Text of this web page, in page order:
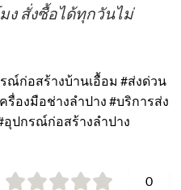
ง สั่งซื้อได้ทุกวันไม่
ณ์ก่อสร้างบ้านเอื้อม #ส่งด่วน
รื่องมือช่างลำปาง #บริการส่ง
อุปกรณ์ก่อสร้างลำปาง
0